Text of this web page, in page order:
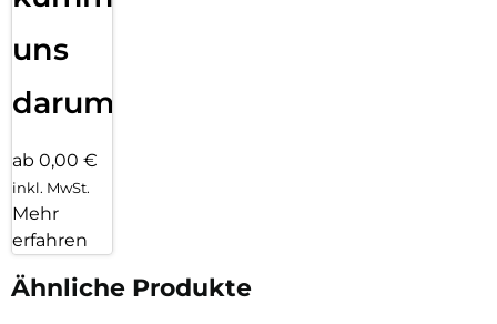
uns
darum!
ab 0,00 €
inkl. MwSt.
Mehr
erfahren
Ähnliche Produkte